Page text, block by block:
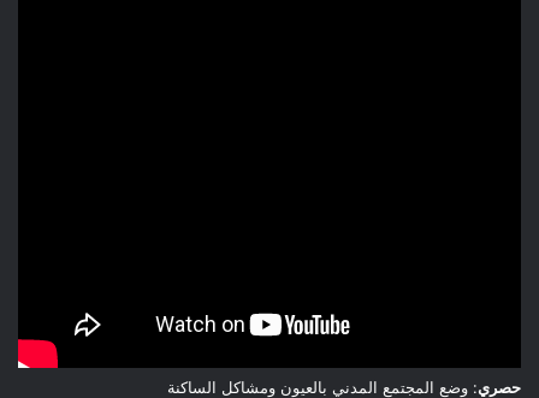
حصري: وضع المجتمع المدني بالعيون ومشاكل الساكنة